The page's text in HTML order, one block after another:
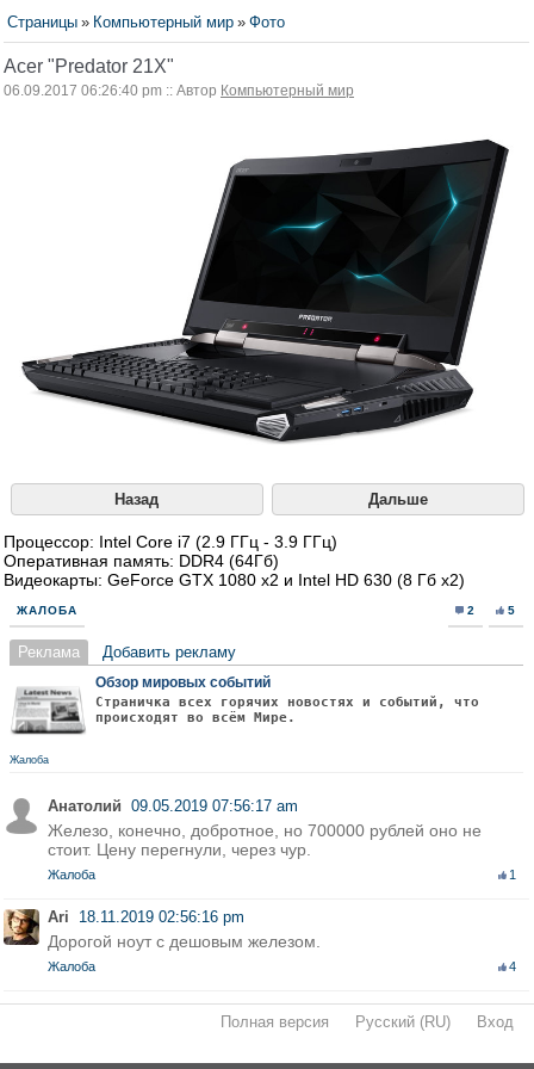
Страницы » Компьютерный мир » Фото
Acer "Predator 21X"
06.09.2017 06:26:40 pm :: Автор Компьютерный мир
Назад Дальше
Процессор: Intel Core i7 (2.9 ГГц - 3.9 ГГц)
Оперативная память: DDR4 (64Гб)
Видеокарты: GeForce GTX 1080 x2 и Intel HD 630 (8 Гб х2)
ЖАЛОБА 2 5
Реклама Добавить рекламу
Обзор мировых событий
Страничка всех горячих новостях и событий, что
происходят во всём Мире.
Жалоба
Анатолий 09.05.2019 07:56:17 am
Железо, конечно, добротное, но 700000 рублей оно не
стоит. Цену перегнули, через чур.
Жалоба 1
Ari 18.11.2019 02:56:16 pm
Дорогой ноут с дешовым железом.
Жалоба 4
Полная версия Русский (RU) Вход